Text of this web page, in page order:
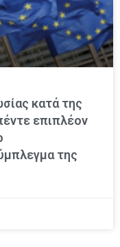
κατά της
επιπλέον
της